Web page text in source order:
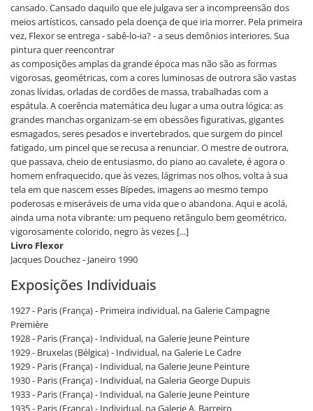
cansado. Cansado daquilo que ele julgava ser a incompreensão dos
meios artísticos, cansado pela doença de que iria morrer. Pela primeira
vez, Flexor se entrega - sabê-lo-ia? - a seus demônios interiores. Sua
pintura quer reencontrar
as composições amplas da grande época mas não são as formas
vigorosas, geométricas, com a cores luminosas de outrora são vastas
zonas lívidas, orladas de cordões de massa, trabalhadas com a
espátula. A coerência matemática deu lugar a uma outra lógica: as
grandes manchas organizam-se em obessões figurativas, gigantes
esmagados, seres pesados e invertebrados, que surgem do pincel
fatigado, um pincel que se recusa a renunciar. O mestre de outrora,
que passava, cheio de entusiasmo, do piano ao cavalete, é agora o
homem enfraquecido, que às vezes, lágrimas nos olhos, volta à sua
tela em que nascem esses Bípedes, imagens ao mesmo tempo
poderosas e miseráveis de uma vida que o abandona. Aqui e acolá,
ainda uma nota vibrante: um pequeno retângulo bem geométrico,
vigorosamente colorido, negro às vezes [...]
Livro Flexor
Jacques Douchez - Janeiro 1990
Exposições Individuais
1927 - Paris (França) - Primeira individual, na Galerie Campagne
Première
1928 - Paris (França) - Individual, na Galerie Jeune Peinture
1929 - Bruxelas (Bélgica) - Individual, na Galerie Le Cadre
1929 - Paris (França) - Individual, na Galerie Jeune Peinture
1930 - Paris (França) - Individual, na Galeria George Dupuis
1933 - Paris (França) - Individual, na Galerie Jeune Peinture
1935 - Paris (França) - Individual, na Galerie A. Barreiro